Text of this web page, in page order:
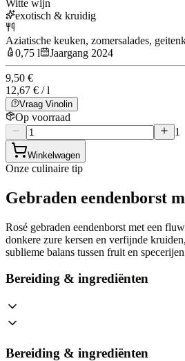
Witte wijn
exotisch & kruidig
Aziatische keuken, zomersalades,
0,75 l
Jaargang 2024
9,50 €
12,67 € / l
Vraag Vinolin
Op voorraad
1
Winkelwagen
Onze culinaire tip
Gebraden eendenborst
Rosé gebraden eendenborst met een
donkere zure kersen en verfijnde
sublieme balans tussen fruit en
Bereiding & ingrediënten
Bereiding & ingrediënten